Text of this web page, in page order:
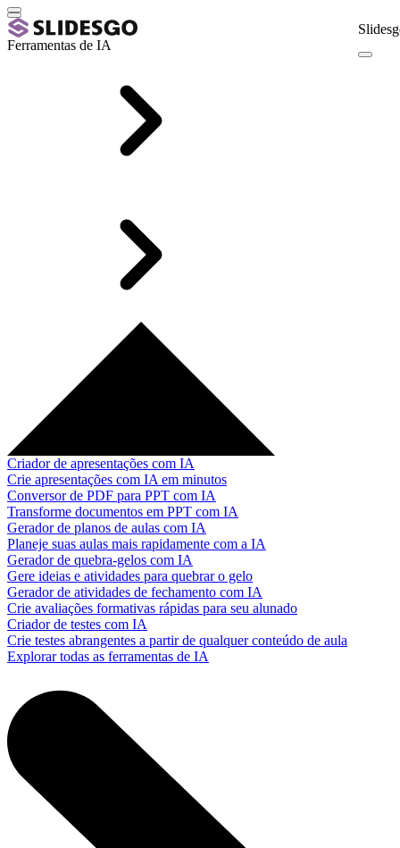
Ferramentas de IA
Criador de apresentações com IA
Crie apresentações com IA em minutos
Conversor de PDF para PPT com IA
Transforme documentos em PPT com IA
Gerador de planos de aulas com IA
Planeje suas aulas mais rapidamente com a IA
Gerador de quebra-gelos com IA
Gere ideias e atividades para quebrar o gelo
Gerador de atividades de fechamento com IA
Crie avaliações formativas rápidas para seu alunado
Criador de testes com IA
Crie testes abrangentes a partir de qualquer conteúdo de aula
Explorar todas as ferramentas de IA